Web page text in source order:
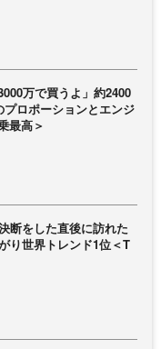
万で買うよ」約2400
ロポーションとエンジ
最高＞
断をした直後に訪れた
り世界トレンド1位＜T